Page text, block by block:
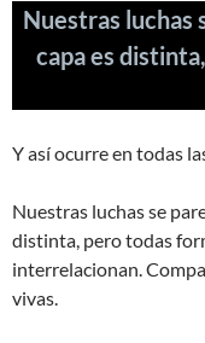
Nuestras luchas
capa es
Y así ocurre en todas
Nuestras luchas se
distinta, pero todas
interrelacionan.
vivas.